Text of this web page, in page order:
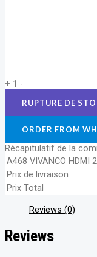
+ 1 -
ORDER FROM
Récapitulatif de la
A468 VIVANCO HDMI
Prix de livraison
Prix Total
Reviews (0)
Reviews